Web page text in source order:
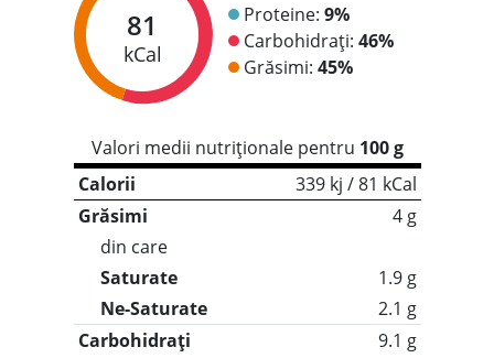
81
kCal
Proteine: 9%
Carbohidrați: 46%
Grăsimi: 45%
Valori medii nutriționale pentru 100 g
Calorii
339 kj / 81 kCal
Grăsimi
4 g
din care
Saturate
1.9 g
Ne-Saturate
2.1 g
Carbohidrați
9.1 g